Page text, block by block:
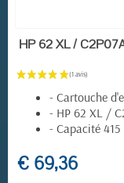
HP 62 XL /
- Cartouche
- HP 62 XL /
- Capacité 415
€ 69,36